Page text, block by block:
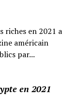
riches en 2021 a
américain
par...
en 2021